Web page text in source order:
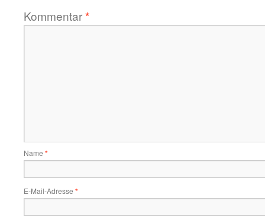
Kommentar*
Name *
E-Mail-Adresse *